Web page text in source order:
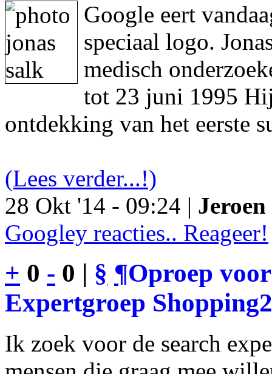
Google eert
speciaal logo.
medisch
tot 23 juni 1995
ontdekking van het eerste
(Lees verder...!)
28 Okt '14 - 09:24 |
Googley reacties.. Reageer!
+ 0 - 0 | § ¶Oproep
Expertgroep
Ik zoek voor de search